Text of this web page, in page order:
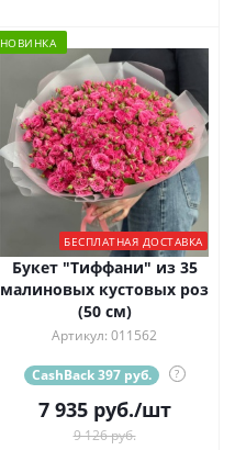
НОВИНКА
БЕСПЛАТНАЯ ДОСТАВКА
Букет "Тиффани" из 35
малиновых кустовых роз
(50 см)
Артикул: 011562
CashBack 397 руб. ?
7 935руб./шт
9 126 руб.